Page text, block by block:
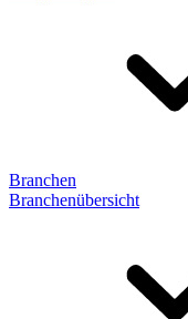
Branchen
Branchenübersicht